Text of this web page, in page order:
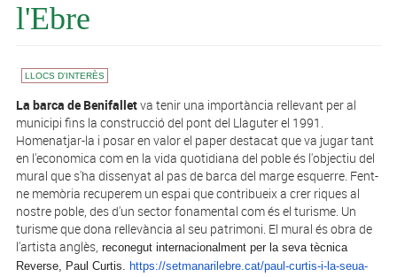
l'Ebre
LLOCS D'INTERÈS
​La barca de Benifalletva tenir una importància rellevant per al
municipi fins la construcció del pont del Llaguter el 1991.
Homenatjar-la i posar en valor el paper destacat que va jugar tant
en l'economica com en la vida quotidiana del poble és l'objectiu del
mural que s'ha dissenyat al pas de barca del marge esquerre. Fent-
ne memòria recuperem un espai que contribueix a crer riques al
nostre poble, des d'un sector fonamental com és el turisme. Un
turisme que dona rellevància al seu patrimoni. El mural és obra de
l'artista anglès, reconegut internacionalment per la seva tècnica
Reverse, Paul Curtis. https://setmanarilebre.cat/paul -curtis-i-la-seua-